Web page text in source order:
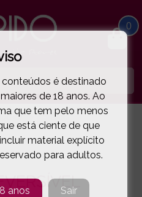
0
E ROUPA MULHER BODYS
( 11-26420263E )
é destinado
de 18 anos. Ao
que tem pelo menos
está ciente de que
material explícito
para adultos.
anos Sair